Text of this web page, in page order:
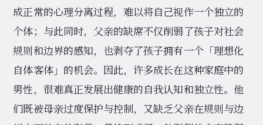
成正常的心理分离过程，难以将自己视作一个独立的
个体；与此同时，父亲的缺席不仅削弱了孩子对社会
规则和边界的感知，也剥夺了孩子拥有一个「理想化
自体客体」的机会。因此，许多成长在这种家庭中的
男性，很难真正发展出健康的自我认知和独立性。他
们既被母亲过度保护与控制，又缺乏父亲在规则与边